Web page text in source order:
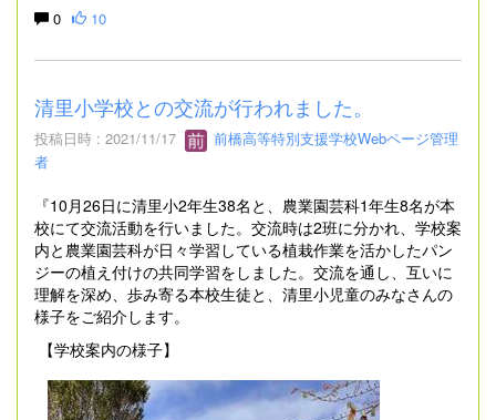
0 10
清里小学校との交流が行われました。
投稿日時 : 2021/11/17
前橋高等特別支援学校Webページ管理
者
『10月26日に清里小2年生38名と、農業園芸科1年生8名が本
校にて交流活動を行いました。交流時は2班に分かれ、学校案
内と農業園芸科が日々学習している植栽作業を活かしたパン
ジーの植え付けの共同学習をしました。交流を通し、互いに
理解を深め、歩み寄る本校生徒と、清里小児童のみなさんの
様子をご紹介します。
【学校案内の様子】